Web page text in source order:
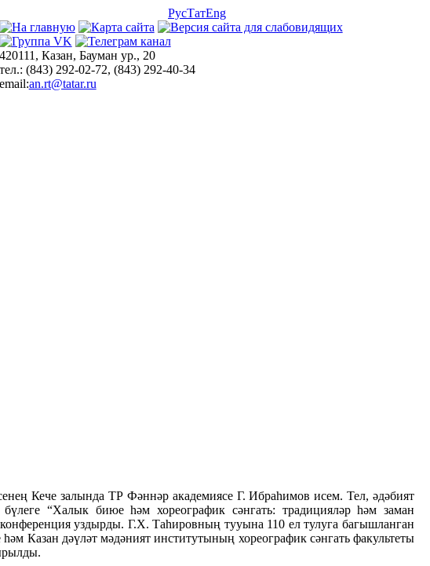
РусТатEng
420111, Казан, Бауман ур., 20
тел.: (843) 292-02-72, (843) 292-40-34
email:an.rt@tatar.ru
Кече залында ТР Фәннәр академиясе Г. Ибраһимов исем. Тел, әдәбият
“Халык биюе һәм хореографик сәнгать: традицияләр һәм заман
уздырды. Г.Х. Таһировның тууына 110 ел тулуга багышланган
Казан дәүләт мәдәният институтының хореографик сәнгать факультеты